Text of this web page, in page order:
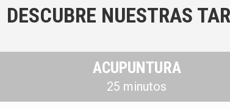
DESCUBRE NUESTRAS
ACUPUNTURA
25 minutos